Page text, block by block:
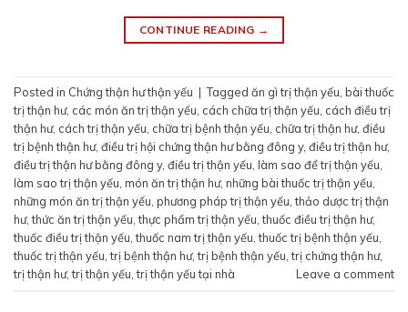
CONTINUE READING →
Posted in Chứng thận hư thận yếu | Tagged ăn gì trị thận yếu bài thuốc
trị thận hư, các món ăn trị thận yếu cách chữa trị thận yếu cách điều trị
thận hư, cách trị thận yếu chữa trị bệnh thận yếu chữa trị thận hư, điều
trị bệnh thận hư, điều trị hội chứng thận hư bằng đông y, điều trị thận hư,
điều trị thận hư bằng đông y, điều trị thận yếu làm sao để trị thận yếu
làm sao trị thận yếu món ăn trị thận hư, những bài thuốc trị thận yếu
những món ăn trị thận yếu phương pháp trị thận yếu ,thảo dược trị thận
hư,thức ăn trị thận yếu ,thực phẩm trị thận yếu ,thuốc điều trị thận hư,
thuốc điều trị thận yếu ,thuốc nam trị thận yếu ,thuốc trị bệnh thận yếu
thuốc trị thận yếu ,trị bệnh thận hư,trị bệnh thận yếu ,trị chứng thận hư,
trị thận hư,trị thận yếu ,trị thận yếu tại nhà Leave a comment